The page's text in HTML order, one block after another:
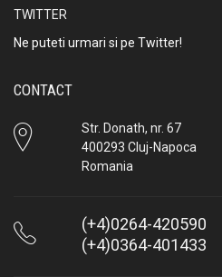
TWITTER
Ne puteti urmari si pe Twitter!
CONTACT
Str. Donath, nr. 67
400293 Cluj-Napoca
Romania
(+4)0264-420590
(+4)0364-401433